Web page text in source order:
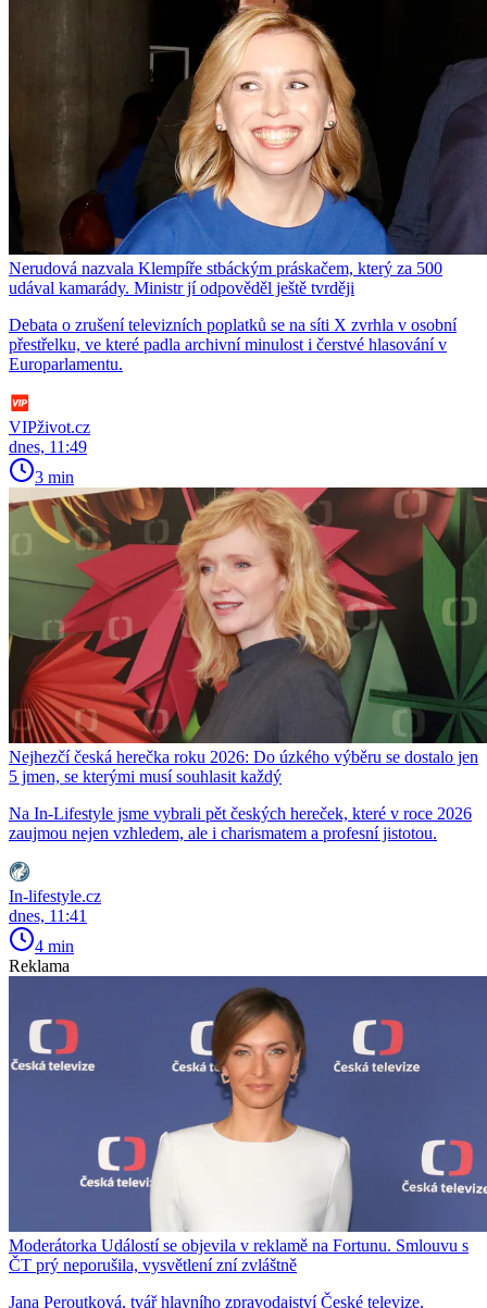
Nerudová nazvala Klempíře stbáckým práskačem, který za 500
udával kamarády. Ministr jí odpověděl ještě tvrději
Debata o zrušení televizních poplatků se na síti X zvrhla v osobní
přestřelku, ve které padla archivní minulost i čerstvé hlasování v
Europarlamentu.
VIPživot.cz
dnes, 11:49
3 min
Nejhezčí česká herečka roku 2026: Do úzkého výběru se dostalo jen
5 jmen, se kterými musí souhlasit každý
Na In-Lifestyle jsme vybrali pět českých hereček, které v roce 2026
zaujmou nejen vzhledem, ale i charismatem a profesní jistotou.
In-lifestyle.cz
dnes, 11:41
4 min
Reklama
Moderátorka Událostí se objevila v reklamě na Fortunu. Smlouvu s
ČT prý neporušila, vysvětlení zní zvláštně
Jana Peroutková, tvář hlavního zpravodajství České televize,